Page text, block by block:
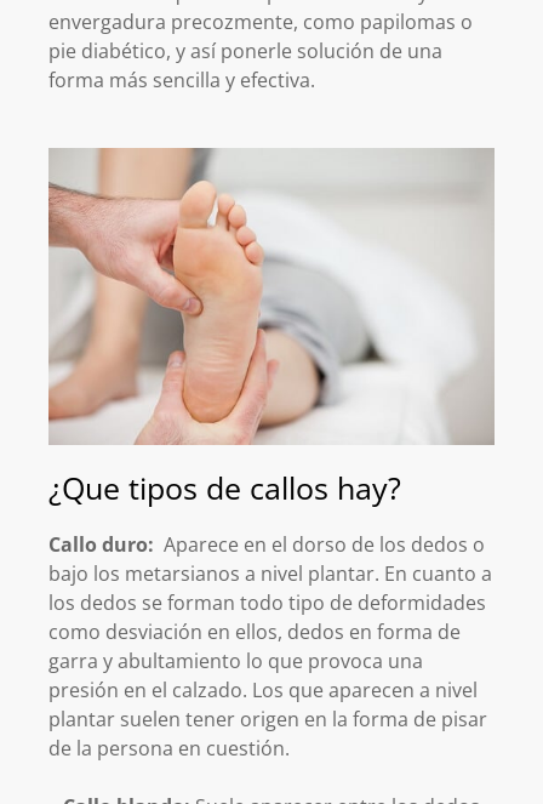
envergadura precozmente, como papilomas o
pie diabético, y así ponerle solución de una
forma más sencilla y efectiva.
¿Que tipos de callos hay?
Callo duro: Aparece en el dorso de los dedos o
bajo los metarsianos a nivel plantar. En cuanto a
los dedos se forman todo tipo de deformidades
como desviación en ellos, dedos en forma de
garra y abultamiento lo que provoca una
presión en el calzado. Los que aparecen a nivel
plantar suelen tener origen en la forma de pisar
de la persona en cuestión.